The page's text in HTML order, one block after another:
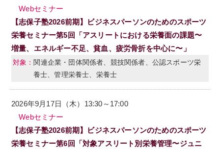
Webセミナー
【志保子塾2026前期】ビジネスパーソンのためのスポーツ
栄養セミナー第5回「アスリートにおける栄養面の課題〜
増量、エネルギー不足、貧血、疲労骨折を中心に〜」
関連企業・団体関係者、競技関係者、公認スポーツ栄
養士、管理栄養士、栄養士
2026年9月17日（木）13:30～17:00
Webセミナー
【志保子塾2026前期】ビジネスパーソンのためのスポーツ
栄養セミナー第6回「対象アスリート別栄養管理〜ジュニ